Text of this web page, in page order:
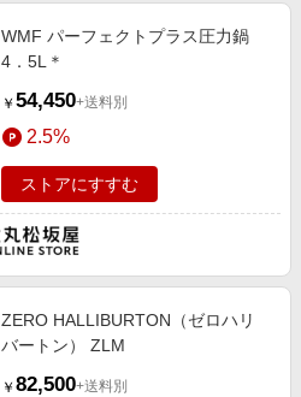
WMF パーフェクトプラス圧力鍋
4．5L＊
￥ 54,450+送料別
2.5%
ストアにすすむ
ZERO HALLIBURTON（ゼロハリ
バートン） ZLM
￥ 82,500+送料別